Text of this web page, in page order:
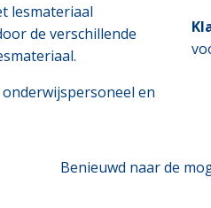
lesmateriaal
de verschillende
en
Benieuwd naar de